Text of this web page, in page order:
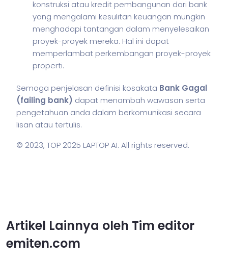
konstruksi atau kredit pembangunan dari bank
yang mengalami kesulitan keuangan mungkin
menghadapi tantangan dalam menyelesaikan
proyek-proyek mereka. Hal ini dapat
memperlambat perkembangan proyek-proyek
properti.
Semoga penjelasan definisi kosakata Bank Gagal
(failing bank) dapat menambah wawasan serta
pengetahuan anda dalam berkomunikasi secara
lisan atau tertulis.
© 2023, TOP 2025 LAPTOP AI. All rights reserved.
Artikel Lainnya oleh Tim editor
emiten.com